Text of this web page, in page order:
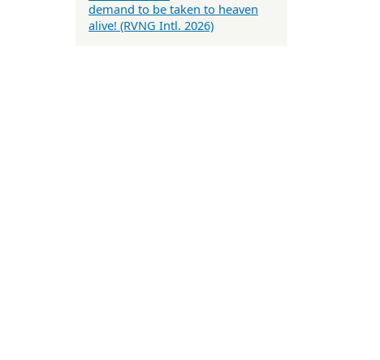
demand to be taken to heaven
alive! (RVNG Intl. 2026)